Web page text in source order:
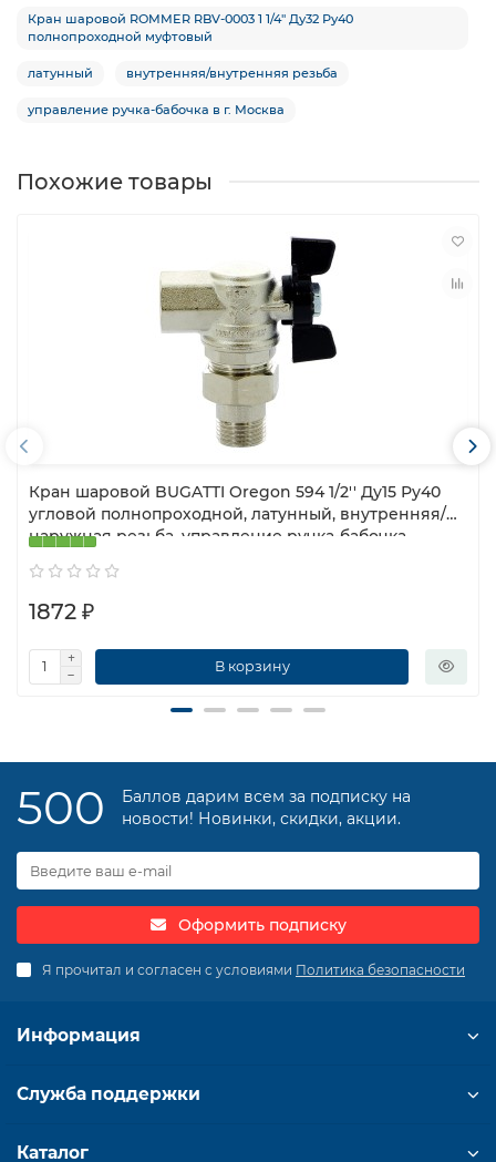
Кран шаровой ROMMER RBV-0003 1 1/4″ Ду32 Ру40
полнопроходной муфтовый
латунный внутренняя/внутренняя резьба
управление ручка-бабочка в г. Москва
Похожие товары
Кран шаровой BUGATTI Oregon 594 1/2'' Ду15 Ру40
угловой полнопроходной, латунный, внутренняя/
наружная резьба, управление ручка-бабочка
1872 ₽
В корзину
500
Баллов дарим всем за подписку на
новости! Новинки, скидки, акции.
Оформить подписку
Я прочитал и согласен с условиями Политика безопасности
Информация
Служба поддержки
Каталог